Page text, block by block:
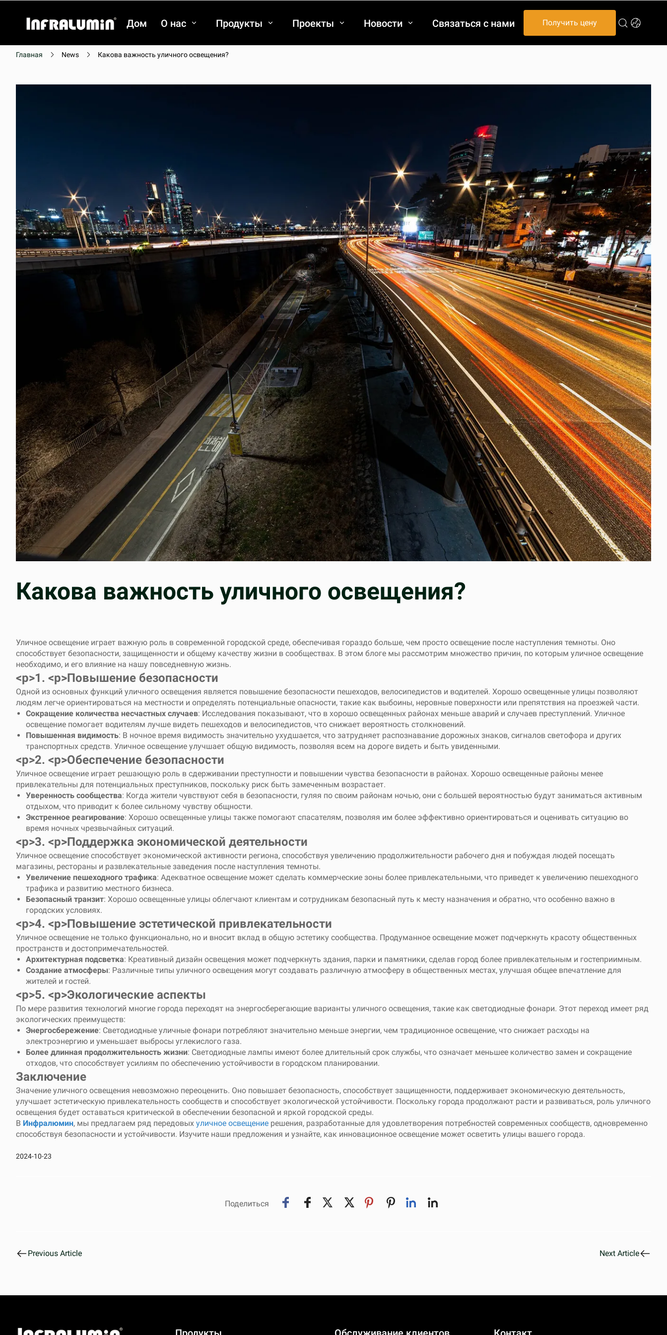
Дом О нас Продукты Проекты Новости Связаться с нами Получить цену
Главная News Какова важность уличного освещения?
Какова важность уличного освещения?
Уличное освещение играет важную роль в современной городской среде, обеспечивая гораздо больше, чем просто освещение после наступления темноты. Оно
способствует безопасности, защищенности и общему качеству жизни в сообществах. В этом блоге мы рассмотрим множество причин, по которым уличное освещение
необходимо, и его влияние на нашу повседневную жизнь.
<р>1. <р>Повышение безопасности
Одной из основных функций уличного освещения является повышение безопасности пешеходов, велосипедистов и водителей. Хорошо освещенные улицы позволяют
людям легче ориентироваться на местности и определять потенциальные опасности, такие как выбоины, неровные поверхности или препятствия на проезжей части.
Сокращение количества несчастных случаев: Исследования показывают, что в хорошо освещенных районах меньше аварий и случаев преступлений. Уличное
освещение помогает водителям лучше видеть пешеходов и велосипедистов, что снижает вероятность столкновений.
Повышенная видимость: В ночное время видимость значительно ухудшается, что затрудняет распознавание дорожных знаков, сигналов светофора и других
транспортных средств. Уличное освещение улучшает общую видимость, позволяя всем на дороге видеть и быть увиденными.
<р>2. <р>Обеспечение безопасности
Уличное освещение играет решающую роль в сдерживании преступности и повышении чувства безопасности в районах. Хорошо освещенные районы менее
привлекательны для потенциальных преступников, поскольку риск быть замеченным возрастает.
Уверенность сообщества: Когда жители чувствуют себя в безопасности, гуляя по своим районам ночью, они с большей вероятностью будут заниматься активным
отдыхом, что приводит к более сильному чувству общности.
Экстренное реагирование: Хорошо освещенные улицы также помогают спасателям, позволяя им более эффективно ориентироваться и оценивать ситуацию во
время ночных чрезвычайных ситуаций.
<р>3. <р>Поддержка экономической деятельности
Уличное освещение способствует экономической активности региона, способствуя увеличению продолжительности рабочего дня и побуждая людей посещать
магазины, рестораны и развлекательные заведения после наступления темноты.
Увеличение пешеходного трафика: Адекватное освещение может сделать коммерческие зоны более привлекательными, что приведет к увеличению пешеходного
трафика и развитию местного бизнеса.
Безопасный транзит: Хорошо освещенные улицы облегчают клиентам и сотрудникам безопасный путь к месту назначения и обратно, что особенно важно в
городских условиях.
<р>4. <р>Повышение эстетической привлекательности
Уличное освещение не только функционально, но и вносит вклад в общую эстетику сообщества. Продуманное освещение может подчеркнуть красоту общественных
пространств и достопримечательностей.
Архитектурная подсветка: Креативный дизайн освещения может подчеркнуть здания, парки и памятники, сделав город более привлекательным и гостеприимным.
Создание атмосферы: Различные типы уличного освещения могут создавать различную атмосферу в общественных местах, улучшая общее впечатление для
жителей и гостей.
<р>5. <р>Экологические аспекты
По мере развития технологий многие города переходят на энергосберегающие варианты уличного освещения, такие как светодиодные фонари. Этот переход имеет ряд
экологических преимуществ:
Энергосбережение: Светодиодные уличные фонари потребляют значительно меньше энергии, чем традиционное освещение, что снижает расходы на
электроэнергию и уменьшает выбросы углекислого газа.
Более длинная продолжительность жизни: Светодиодные лампы имеют более длительный срок службы, что означает меньшее количество замен и сокращение
отходов, что способствует усилиям по обеспечению устойчивости в городском планировании.
Заключение
Значение уличного освещения невозможно переоценить. Оно повышает безопасность, способствует защищенности, поддерживает экономическую деятельность,
улучшает эстетическую привлекательность сообществ и способствует экологической устойчивости. Поскольку города продолжают расти и развиваться, роль уличного
освещения будет оставаться критической в ​​обеспечении безопасной и яркой городской среды.
В Инфралюмин, мы предлагаем ряд передовых уличное освещение решения, разработанные для удовлетворения потребностей современных сообществ, одновременно
способствуя безопасности и устойчивости. Изучите наши предложения и узнайте, как инновационное освещение может осветить улицы вашего города.
2024-10-23
Поделиться
Previous Article Next Article